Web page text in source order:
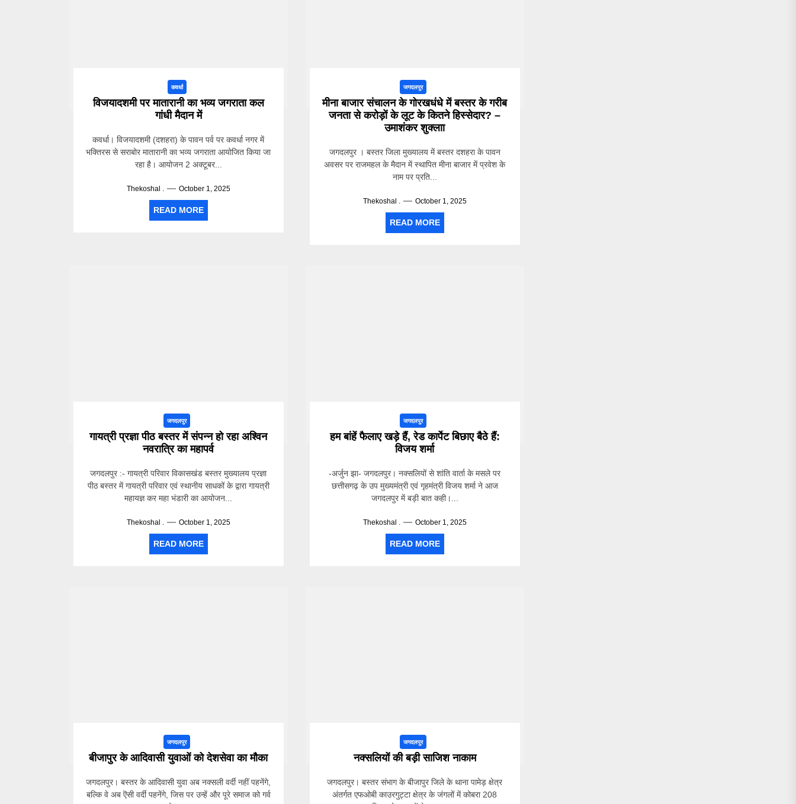
कवर्धा
विजयादशमी पर मातारानी का भव्य जगराता कल
गांधी मैदान में
कवर्धा। विजयादशमी (दशहरा) के पावन पर्व पर कवर्धा नगर में
भक्तिरस से सराबोर मातारानी का भव्य जगराता आयोजित किया जा
रहा है। आयोजन 2 अक्टूबर...
Thekoshal . October 1, 2025
READ MORE
जगदलपुर
मीना बाजार संचालन के गाेरखधंधे में बस्तर के गरीब
जनता से करोड़ों के लूट के कितने हिस्सेदार? –
उमाशंकर शुक्लाा
जगदलपुर । बस्तर जिला मुख्यालय में बस्तर दशहरा के पावन
अवसर पर राजमहल के मैदान में स्थापित मीना बाजार में प्रवेश के
नाम पर प्रति...
Thekoshal . October 1, 2025
READ MORE
जगदलपुर
गायत्री प्रज्ञा पीठ बस्तर में संपन्न हो रहा अश्विन
नवरात्रि का महापर्व
जगदलपुर :- गायत्री परिवार विकासखंड बस्तर मुख्यालय प्रज्ञा
पीठ बस्तर में गायत्री परिवार एवं स्थानीय साधकों के द्वारा गायत्री
महायज्ञ कर महा भंडारी का आयोजन...
Thekoshal . October 1, 2025
READ MORE
जगदलपुर
हम बांहें फैलाए खड़े हैं, रेड कार्पेट बिछाए बैठे हैं:
विजय शर्मा
-अर्जुन झा- जगदलपुर। नक्सलियों से शांति वार्ता के मसले पर
छत्तीसगढ़ के उप मुख्यमंत्री एवं गृहमंत्री विजय शर्मा ने आज
जगदलपुर में बड़ी बात कही।...
Thekoshal . October 1, 2025
READ MORE
जगदलपुर
बीजापुर के आदिवासी युवाओं को देशसेवा का मौका
जगदलपुर। बस्तर के आदिवासी युवा अब नक्सली वर्दी नहीं पहनेंगे,
बल्कि वे अब ऎसी वर्दी पहनेंगे, जिस पर उन्हें और पूरे समाज को गर्व
जगदलपुर
नक्सलियों की बड़ी साजिश नाकाम
जगदलपुर। बस्तर संभाग के बीजापुर जिले के थाना पामेड़ क्षेत्र
अंतर्गत एफओबी काउरगुट्टा क्षेत्र के जंगलों में कोबरा 208